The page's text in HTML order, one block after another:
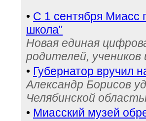
• С 1 сентября Миасс
школа"
Новая единая
родителей, учеников
• Губернатор вручил
Александр Борисов
Челябинской
• Миасский музей